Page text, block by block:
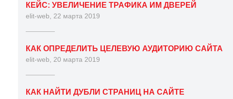
КЕЙС: УВЕЛИЧЕНИЕ ТРАФИКА ИМ ДВЕРЕЙ
elit-web, 22 марта 2019
КАК ОПРЕДЕЛИТЬ ЦЕЛЕВУЮ АУДИТОРИЮ САЙТА
elit-web, 20 марта 2019
КАК НАЙТИ ДУБЛИ СТРАНИЦ НА САЙТЕ